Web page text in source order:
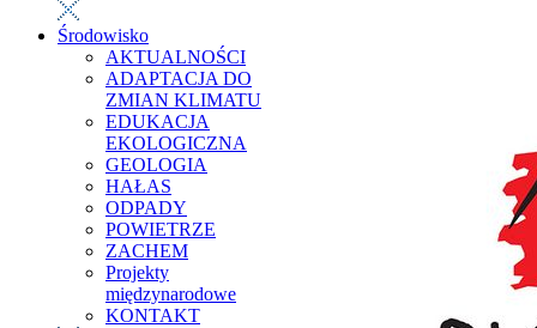
Środowisko
AKTUALNOŚCI
ADAPTACJA DO
ZMIAN KLIMATU
EDUKACJA
EKOLOGICZNA
GEOLOGIA
HAŁAS
ODPADY
POWIETRZE
ZACHEM
Projekty
międzynarodowe
KONTAKT